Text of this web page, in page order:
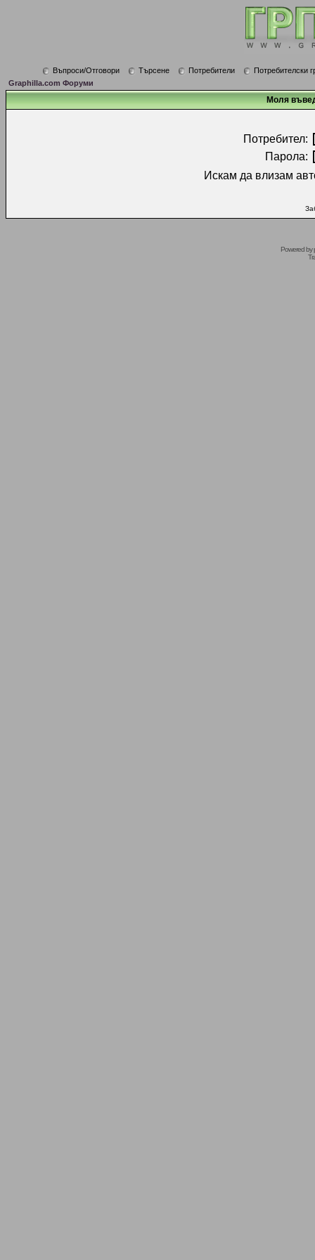
Въпроси/Отговори Търсене Потребители
Потребителски
Graphilla.com Форуми
Моля
Потребител:
Парола:
Искам да влизам
Powered by